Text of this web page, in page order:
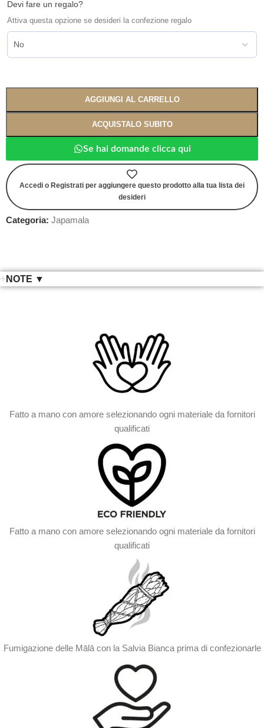
Devi fare un regalo?
Attiva questa opzione se desideri la confezione regalo
AGGIUNGI AL CARRELLO
ACQUISTALO SUBITO
Se hai domande clicca qui
Accedi o Registrati per aggiungere questo prodotto alla tua lista dei
desideri
Categoria: Japamala
NOTE ▼
Fatto a mano con amore selezionando ogni materiale da fornitori
qualificati
Fatto a mano con amore selezionando ogni materiale da fornitori
qualificati
Fumigazione delle Mālā con la Salvia Bianca prima di confezionarle